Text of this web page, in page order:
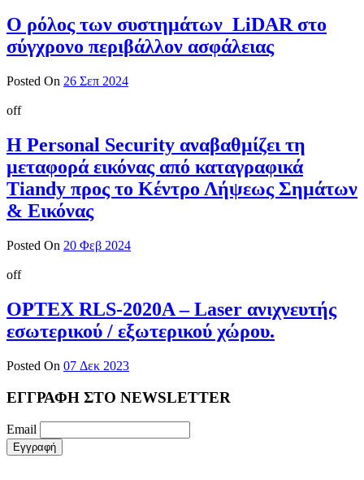
Ο ρόλος των συστημάτων LiDAR στο
σύγχρονο περιβάλλον ασφάλειας
Posted On 26 Σεπ 2024
off
H Personal Security αναβαθμίζει τη
μεταφορά εικόνας από καταγραφικά
Tiandy προς το Κέντρο Λήψεως Σημάτων
& Εικόνας
Posted On 20 Φεβ 2024
off
OPTEX RLS-2020Α – Laser ανιχνευτής
εσωτερικού / εξωτερικού χώρου.
Posted On 07 Δεκ 2023
ΕΓΓΡΑΦΗ ΣΤΟ NEWSLETTER
Email